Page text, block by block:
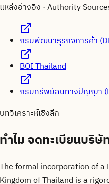
แหล่งอ้างอิง · Authority
กรมพัฒนาธุรกิจการค้า
BOI Thailand
กรมทรัพย์สินทางปัญญา
บทวิเคราะห์เชิงลึก
ทำไมจดทะเบียนบริษั
The formal incorporation of
Kingdom of Thailand is a